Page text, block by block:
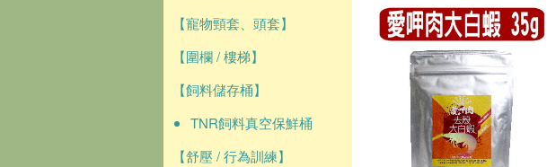
【寵物頸套、頭套】
【圍欄 / 樓梯】
【飼料儲存桶】
TNR飼料真空保鮮桶
【舒壓 / 行為訓練】